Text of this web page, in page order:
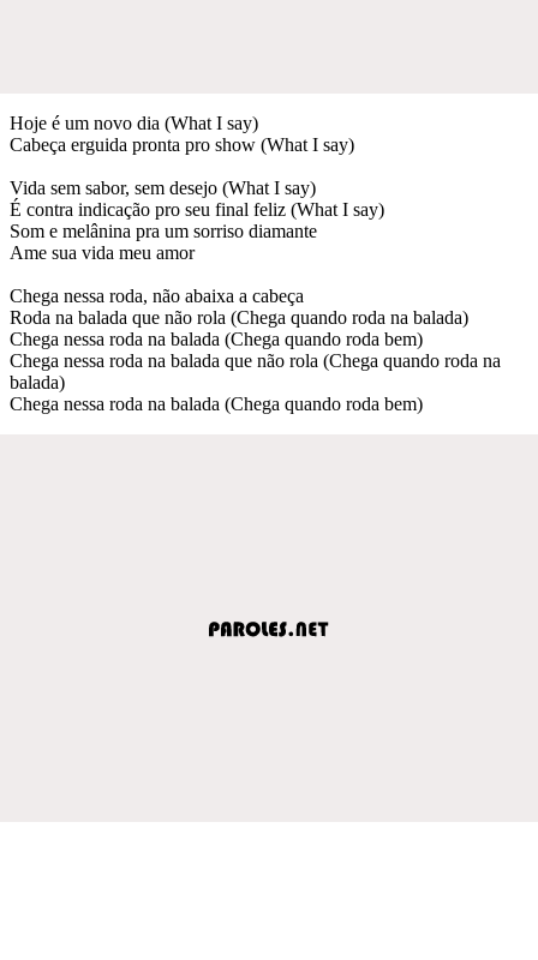
Hoje é um novo dia (What I say)
Cabeça erguida pronta pro show (What I say)
Vida sem sabor, sem desejo (What I say)
É contra indicação pro seu final feliz (What I say)
Som e melânina pra um sorriso diamante
Ame sua vida meu amor
Chega nessa roda, não abaixa a cabeça
Roda na balada que não rola (Chega quando roda na balada)
Chega nessa roda na balada (Chega quando roda bem)
Chega nessa roda na balada que não rola (Chega quando roda na
balada)
Chega nessa roda na balada (Chega quando roda bem)